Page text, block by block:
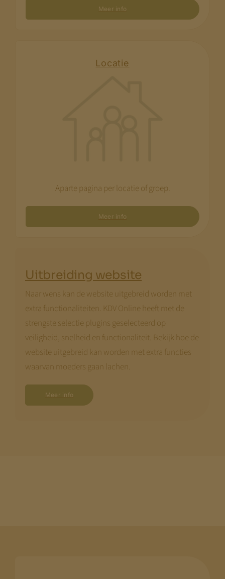
Meer info
Locatie
Aparte pagina per locatie of groep.
Meer info
Uitbreiding website
Naar wens kan de website uitgebreid worden met
extra functionaliteiten. KDV Online heeft met de
strengste selectie plugins geselecteerd op
veiligheid, snelheid en functionaliteit. Bekijk hoe de
website uitgebreid kan worden met extra functies
waarvan moeders gaan lachen.
Meer info